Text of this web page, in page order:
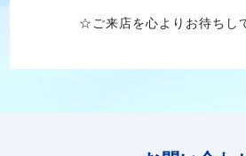
☆ご来店を心よりお待ちし